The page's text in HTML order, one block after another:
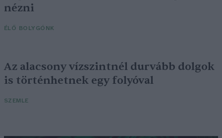
nézni
ÉLŐ BOLYGÓNK
Az alacsony vízszintnél durvább dolgok
is történhetnek egy folyóval
SZEMLE